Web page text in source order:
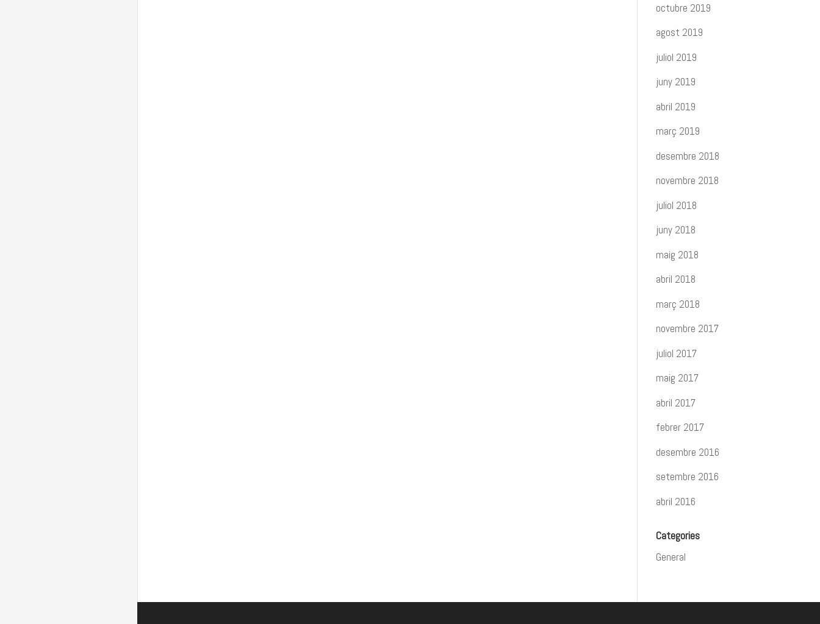
octubre 2019
agost 2019
juliol 2019
juny 2019
abril 2019
març 2019
desembre 2018
novembre 2018
juliol 2018
juny 2018
maig 2018
abril 2018
març 2018
novembre 2017
juliol 2017
maig 2017
abril 2017
febrer 2017
desembre 2016
setembre 2016
abril 2016
Categories
General